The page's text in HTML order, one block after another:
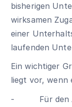
bisherigen
wirksamen
einer
laufenden
Ein wichtiger
liegt vor, wenn
- Für den